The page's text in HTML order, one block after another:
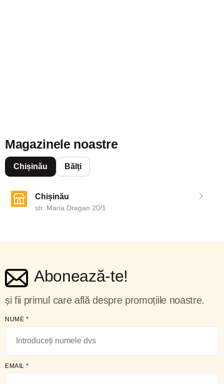
Magazinele noastre
Chișinău Bălți
Chișinău
str. Maria Dragan 20/1
Abonează-te!
și fii primul care află despre promoțiile noastre.
NUME *
EMAIL *